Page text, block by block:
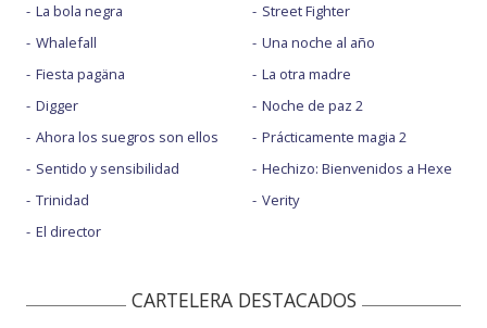
La bola negra
Whalefall
Fiesta pagäna
Digger
Ahora los suegros son ellos
Sentido y sensibilidad
Trinidad
El director
Street Fighter
Una noche al año
La otra madre
Noche de paz 2
Prácticamente magia 2
Hechizo: Bienvenidos a Hexe
Verity
CARTELERA DESTACADOS